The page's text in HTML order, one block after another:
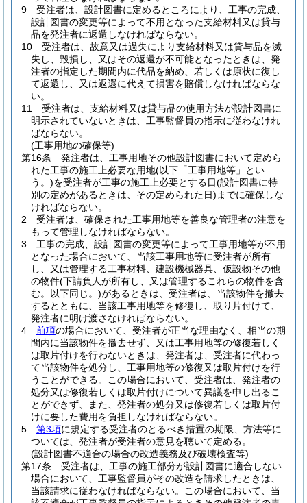
9
受注者は、設計図書に定めるところにより、工事の完成、
設計図書の変更等によって不用となった支給材料又は貸与
品を発注者に返還しなければならない。
10
受注者は、故意又は過失により支給材料又は貸与品を滅
失し、毀損し、又はその返還が不可能となったときは、発
注者の指定した期間内に代品を納め、若しくは原状に復し
て返還し、又は返還に代えて損害を賠償しなければならな
い。
11
受注者は、支給材料又は貸与品の使用方法が設計図書に
明示されていないときは、工事監督員の指示に従わなけれ
ばならない。
(工事用地の確保等)
第16条
発注者は、工事用地その他設計図書において定めら
れた工事の施工上必要な用地(以下「工事用地等」とい
う。)を受注者が工事の施工上必要とする日(設計図書に特
別の定めがあるときは、その定められた日) までに確保しな
ければならない。
2
受注者は、確保された工事用地等を善良な管理者の注意を
もって管理しなければならない。
3
工事の完成、設計図書の変更等によって工事用地等が不用
となった場合において、当該工事用地等に受注者が所有
し、又は管理する工事材料、建設機械器具、仮設物その他
の物件(下請負人が所有し、又は管理するこれらの物件を含
む。以下同じ。)があるときは、受注者は、当該物件を撤去
するとともに、当該工事用地等を修復し、取り片付けて、
発注者に明け渡さなければならない。
4
前項の場合において、受注者が正当な理由なく、相当の期
間内に当該物件を撤去せず、又は工事用地等の修復若しく
は取片付けを行わないときは、発注者は、受注者に代わっ
て当該物件を処分し、工事用地等の修復又は取片付けを行
うことができる。
この場合において、受注者は、発注者の
処分又は修復若しくは取片付けについて異議を申し出るこ
とができず、また、発注者の処分又は修復若しくは取片付
けに要した費用を負担しなければならない。
5
第3項に規定する受注者のとるべき措置の期限、方法等に
ついては、発注者が受注者の意見を聴いて定める。
(設計図書不適合の場合の改造義務及び破壊検査等)
第17条
受注者は、工事の施工部分が設計図書に適合しない
場合において、工事監督員がその改造を請求したときは、
当該請求に従わなければならない。
この場合において、当